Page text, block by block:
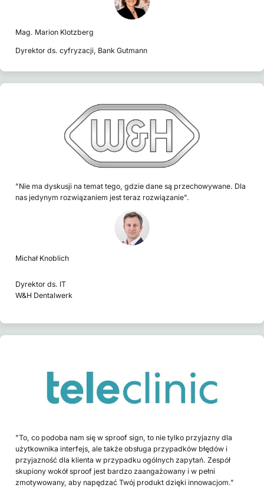
Mag. Marion Klotzberg
Dyrektor ds. cyfryzacji, Bank Gutmann
"Nie ma dyskusji na temat tego, gdzie dane są przechowywane. Dla
nas jedynym rozwiązaniem jest teraz rozwiązanie".
Michał Knoblich
Dyrektor ds. IT
W&H Dentalwerk
"To, co podoba nam się w sproof sign, to nie tylko przyjazny dla
użytkownika interfejs, ale także obsługa przypadków błędów i
przyjazność dla klienta w przypadku ogólnych zapytań. Zespół
skupiony wokół sproof jest bardzo zaangażowany i w pełni
zmotywowany, aby napędzać Twój produkt dzięki innowacjom."